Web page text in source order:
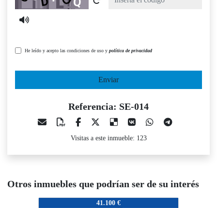
He leído y acepto las condiciones de uso y política de privacidad
Enviar
Referencia: SE-014
Visitas a este inmueble: 123
Otros inmuebles que podrían ser de su interés
41.100 €